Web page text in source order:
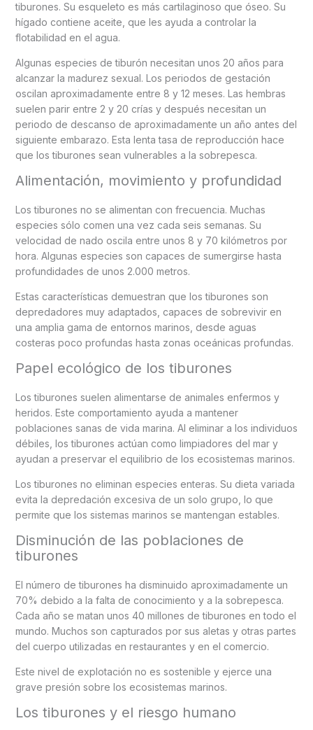
tiburones. Su esqueleto es más cartilaginoso que óseo. Su
hígado contiene aceite, que les ayuda a controlar la
flotabilidad en el agua.
Algunas especies de tiburón necesitan unos 20 años para
alcanzar la madurez sexual. Los periodos de gestación
oscilan aproximadamente entre 8 y 12 meses. Las hembras
suelen parir entre 2 y 20 crías y después necesitan un
periodo de descanso de aproximadamente un año antes del
siguiente embarazo. Esta lenta tasa de reproducción hace
que los tiburones sean vulnerables a la sobrepesca.
Alimentación, movimiento y profundidad
Los tiburones no se alimentan con frecuencia. Muchas
especies sólo comen una vez cada seis semanas. Su
velocidad de nado oscila entre unos 8 y 70 kilómetros por
hora. Algunas especies son capaces de sumergirse hasta
profundidades de unos 2.000 metros.
Estas características demuestran que los tiburones son
depredadores muy adaptados, capaces de sobrevivir en
una amplia gama de entornos marinos, desde aguas
costeras poco profundas hasta zonas oceánicas profundas.
Papel ecológico de los tiburones
Los tiburones suelen alimentarse de animales enfermos y
heridos. Este comportamiento ayuda a mantener
poblaciones sanas de vida marina. Al eliminar a los individuos
débiles, los tiburones actúan como limpiadores del mar y
ayudan a preservar el equilibrio de los ecosistemas marinos.
Los tiburones no eliminan especies enteras. Su dieta variada
evita la depredación excesiva de un solo grupo, lo que
permite que los sistemas marinos se mantengan estables.
Disminución de las poblaciones de
tiburones
El número de tiburones ha disminuido aproximadamente un
70% debido a la falta de conocimiento y a la sobrepesca.
Cada año se matan unos 40 millones de tiburones en todo el
mundo. Muchos son capturados por sus aletas y otras partes
del cuerpo utilizadas en restaurantes y en el comercio.
Este nivel de explotación no es sostenible y ejerce una
grave presión sobre los ecosistemas marinos.
Los tiburones y el riesgo humano